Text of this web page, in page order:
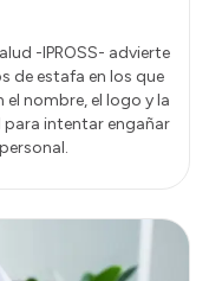
-IPROSS- advierte
de estafa en los que
nombre, el logo y la
intentar engañar